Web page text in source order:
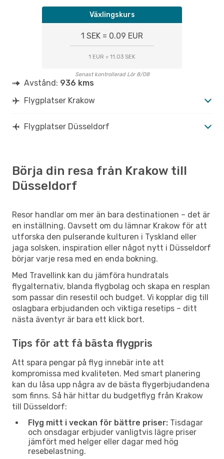
Växlingskurs
1 SEK = 0.09 EUR
1 EUR = 11.03 SEK
Senast kontrollerad Lör 8/08
Avstånd: 936 kms
Flygplatser Krakow
Flygplatser Düsseldorf
Börja din resa från Krakow till
Düsseldorf
Resor handlar om mer än bara destinationen – det är
en inställning. Oavsett om du lämnar Krakow för att
utforska den pulserande kulturen i Tyskland eller
jaga solsken, inspiration eller något nytt i Düsseldorf
börjar varje resa med en enda bokning.
Med Travellink kan du jämföra hundratals
flygalternativ, blanda flygbolag och skapa en resplan
som passar din resestil och budget. Vi kopplar dig till
oslagbara erbjudanden och viktiga resetips – ditt
nästa äventyr är bara ett klick bort.
Tips för att få bästa flygpris
Att spara pengar på flyg innebär inte att
kompromissa med kvaliteten. Med smart planering
kan du låsa upp några av de bästa flygerbjudandena
som finns. Så här hittar du budgetflyg från Krakow
till Düsseldorf:
Flyg mitt i veckan för bättre priser: Tisdagar
och onsdagar erbjuder vanligtvis lägre priser
jämfört med helger eller dagar med hög
resebelastning.